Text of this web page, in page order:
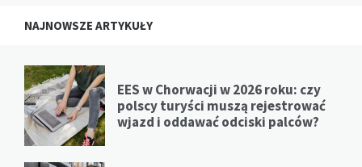
NAJNOWSZE ARTYKUŁY
EES w Chorwacji w 2026 roku: czy
polscy turyści muszą rejestrować
wjazd i oddawać odciski palców?